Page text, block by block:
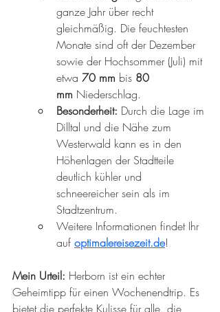
ganze Jahr über recht
gleichmäßig. Die feuchtesten
Monate sind oft der Dezember
sowie der Hochsommer (Juli) mit
etwa 70 mm bis 80
mm Niederschlag.
Besonderheit: Durch die Lage im
Dilltal und die Nähe zum
Westerwald kann es in den
Höhenlagen der Stadtteile
deutlich kühler und
schneereicher sein als im
Stadtzentrum.
Weitere Informationen findet Ihr
auf optimalereisezeit.de!
Mein Urteil: Herborn ist ein echter
Geheimtipp für einen Wochenendtrip. Es
bietet die perfekte Kulisse für alle, die